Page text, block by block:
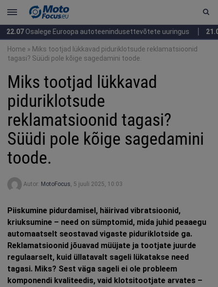
Osalege Euroopa autoteenindusettevõtete uuringus 21.07
Home » Miks tootjad lükkavad piduriklotsude reklamatsioonid
tagasi? Süüdi pole kõige sagedamini toode.
Miks tootjad lükkavad
piduriklotsude
reklamatsioonid tagasi?
Süüdi pole kõige sagedamini
toode.
Autor: MotoFocus, 5 juuli 2025, 10:03
Piiskumine pidurdamisel, häirivad vibratsioonid,
kriuksumine – need on sümptomid, mida juhid peaaegu
automaatselt seostavad vigaste piduriklotside ga.
Reklamatsioonid jõuavad müüjate ja tootjate juurde
regulaarselt, kuid üllatavalt sageli lükatakse need
tagasi. Miks? Sest väga sageli ei ole probleem
komponendi kvaliteedis, vaid klotsitootjate arvates –